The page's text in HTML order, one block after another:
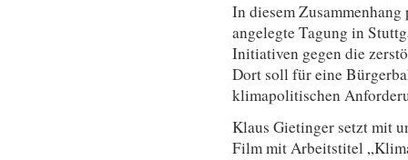
In diesem
angelegte Tagung in
Initiativen gegen die
Dort soll für eine
klimapolitischen
Klaus Gietinger setzt mit
Film mit Arbeitstitel